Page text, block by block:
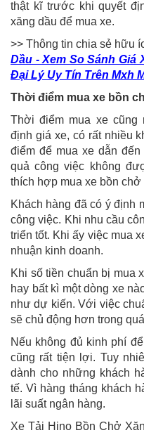
thật kĩ trước khi quyết
xăng dầu để mua xe.
>> Thông tin chia sẻ hữu
Dầu - Xem So Sánh Giá
Đại Lý Uy Tín Trên Mxh
Thời điểm mua xe bồn
Thời điểm mua xe cũng
định giá xe, có rất nhiều
điểm để mua xe dẫn
quả công việc không
thích hợp mua xe bồn
Khách hàng đã có ý định
công việc. Khi nhu cầu
triển tốt. Khi ấy việc mua
nhuận kinh doanh.
Khi số tiền chuẩn bị mua
hay bất kì một dòng xe
như dự kiến. Với việc
sẽ chủ động hơn trong
Nếu không đủ kinh phí
cũng rất tiện lợi. Tuy
dành cho những khách
tế. Vì hàng tháng khách
lãi suất ngân hàng.
Xe Tải Hino Bồn Chở